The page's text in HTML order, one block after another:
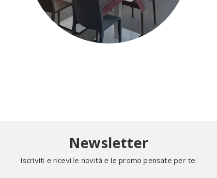
Newsletter
Iscriviti e ricevi le novità e le promo pensate per te.